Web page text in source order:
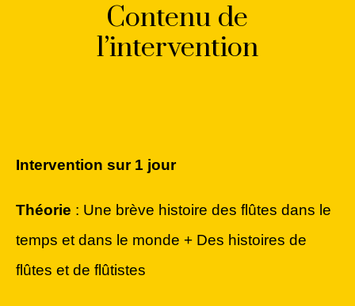
Contenu de
l’intervention
Intervention sur 1 jour
Théorie : Une brève histoire des flûtes dans le
temps et dans le monde + Des histoires de
flûtes et de flûtistes